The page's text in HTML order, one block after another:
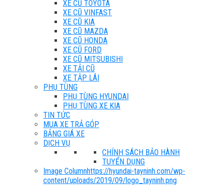
XE CŨ TOYOTA
XE CŨ VINFAST
XE CŨ KIA
XE CŨ MAZDA
XE CŨ HONDA
XE CŨ FORD
XE CŨ MITSUBISHI
XE TẢI CŨ
XE TẬP LÁI
PHỤ TÙNG
PHỤ TÙNG HYUNDAI
PHỤ TÙNG XE KIA
TIN TỨC
MUA XE TRẢ GÓP
BẢNG GIÁ XE
DỊCH VỤ
CHÍNH SÁCH BẢO HÀNH
TUYỂN DỤNG
Image Columnhttps://hyundai-tayninh.com/wp-
content/uploads/2019/09/logo_tayninh.png